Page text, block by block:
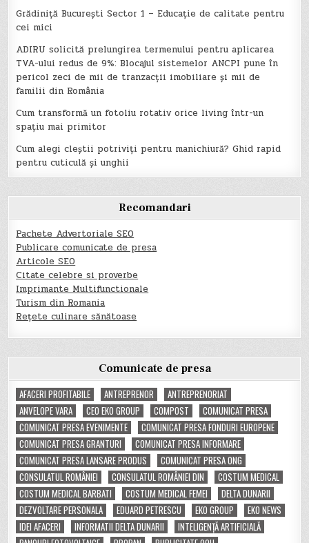
Grădiniță București Sector 1 – Educație de calitate pentru
cei mici
ADIRU solicită prelungirea termenului pentru aplicarea
TVA-ului redus de 9%: Blocajul sistemelor ANCPI pune în
pericol zeci de mii de tranzacții imobiliare și mii de
familii din România
Cum transformă un fotoliu rotativ orice living într-un
spațiu mai primitor
Cum alegi cleștii potriviți pentru manichiură? Ghid rapid
pentru cuticulă și unghii
Recomandari
Pachete Advertoriale SEO
Publicare comunicate de presa
Articole SEO
Citate celebre si proverbe
Imprimante Multifunctionale
Turism din Romania
Rețete culinare sănătoase
Comunicate de presa
AFACERI PROFITABILE
ANTREPRENOR
ANTREPRENORIAT
ANVELOPE VARA
CEO EKO GROUP COMPOST
COMUNICAT PRESA
COMUNICAT PRESA EVENIMENTE
COMUNICAT PRESA FONDURI EUROPENE
COMUNICAT PRESA GRANTURI
COMUNICAT PRESA INFORMARE
COMUNICAT PRESA LANSARE PRODUS
COMUNICAT PRESA ONG
CONSULATUL ROMÂNIEI
CONSULATUL ROMÂNIEI DIN
COSTUM MEDICAL
COSTUM MEDICAL BARBATI
COSTUM MEDICAL FEMEI
DELTA DUNARII
DEZVOLTARE PERSONALA
EDUARD PETRESCU EKO GROUP
EKO NEWS
IDEI AFACERI
INFORMATII DELTA DUNARII
INTELIGENȚĂ ARTIFICIALĂ